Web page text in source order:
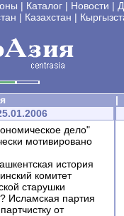
| Каталог | Новости |
| Казахстан |
|
дело"
мотивировано
история
комитет
старушки
Исламская партия
от